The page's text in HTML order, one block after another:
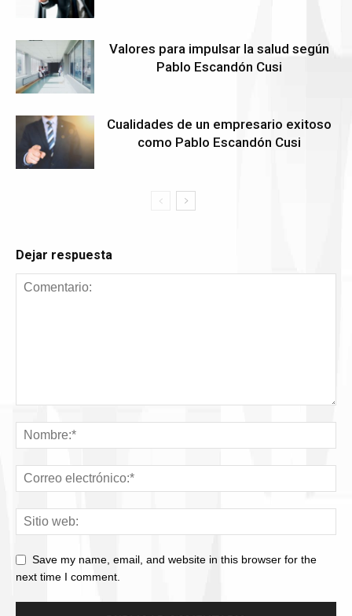
Valores para impulsar la salud según
Pablo Escandón Cusi
Cualidades de un empresario exitoso
como Pablo Escandón Cusi
Dejar respuesta
Save my name, email, and website in this browser for the
next time I comment.